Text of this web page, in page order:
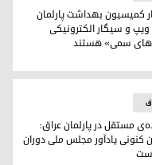
ویپ و سیگار
کمیسیون بهداشت پارلمان
و سیگار الکترونیکی
سمی» هستند
مستقل در پارلمان عراق:
کنونی یادآور مجلس ملی دوران